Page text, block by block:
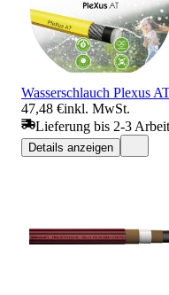
Wasserschlauch Plexus
47,48 €inkl. MwSt.
Lieferung bis 2-3
Details anzeigen